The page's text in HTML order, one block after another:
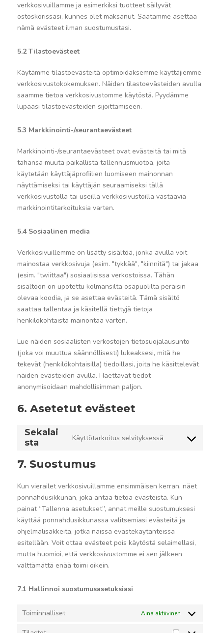
verkkosivuillamme ja esimerkiksi tuotteet säilyvät
ostoskorissasi, kunnes olet maksanut. Saatamme asettaa
nämä evästeet ilman suostumustasi.
5.2 Tilastoevästeet
Käytämme tilastoevästeitä optimoidaksemme käyttäjiemme
verkkosivustokokemuksen. Näiden tilastoevästeiden avulla
saamme tietoa verkkosivustomme käytöstä. Pyydämme
lupaasi tilastoevästeiden sijoittamiseen.
5.3 Markkinointi-/seurantaevästeet
Markkinointi-/seurantaevästeet ovat evästeitä tai mitä
tahansa muuta paikallista tallennusmuotoa, joita
käytetään käyttäjäprofiilien luomiseen mainonnan
näyttämiseksi tai käyttäjän seuraamiseksi tällä
verkkosivustolla tai useilla verkkosivustoilla vastaavia
markkinointitarkoituksia varten.
5.4 Sosiaalinen media
Verkkosivuillemme on lisätty sisältöä, jonka avulla voit
mainostaa verkkosivuja (esim. "tykkää", "kiinnitä") tai jakaa
(esim. "twiittaa") sosiaalisissa verkostoissa. Tähän
sisältöön on upotettu kolmansilta osapuolilta peräisin
olevaa koodia, ja se asettaa evästeitä. Tämä sisältö
saattaa tallentaa ja käsitellä tiettyjä tietoja
henkilökohtaista mainontaa varten.
Lue näiden sosiaalisten verkostojen tietosuojalausunto
(joka voi muuttua säännöllisesti) lukeaksesi, mitä he
tekevät (henkilökohtaisilla) tiedoillasi, joita he käsittelevät
näiden evästeiden avulla. Haettavat tiedot
anonymisoidaan mahdollisimman paljon.
6. Asetetut evästeet
Sekalai
sta
Käyttötarkoitus selvityksessä
e
n
t
t
o
s
e
e
7. Suostumus
Kun vierailet verkkosivuillamme ensimmäisen kerran, näet
ponnahdusikkunan, joka antaa tietoa evästeistä. Kun
painat “Tallenna asetukset”, annat meille suostumuksesi
käyttää ponnahdusikkunassa valitsemiasi evästeitä ja
ohjelmalisäkkeitä, jotka näissä evästekäytänteissä
esitellään. Voit ottaa evästeet pois käytöstä selaimellasi,
mutta huomioi, että verkkosivustomme ei sen jälkeen
välttämättä enää toimi oikein.
7.1 Hallinnoi suostumusasetuksiasi
Toiminnalliset Aina aktiivinen